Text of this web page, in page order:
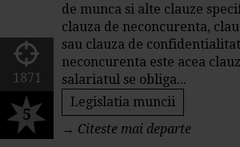
de munca si alte clauze
clauza de neconcurenta,
sau clauza de
neconcurenta este acea
salariatul se obliga...
Legislatia muncii
→ Citeste mai departe
1871
5